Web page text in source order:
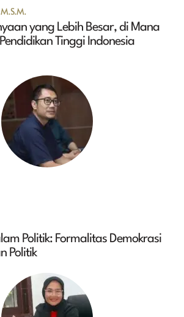
yang Lebih Besar, di Mana
Tinggi Indonesia
Politik: Formalitas Demokrasi
Politik